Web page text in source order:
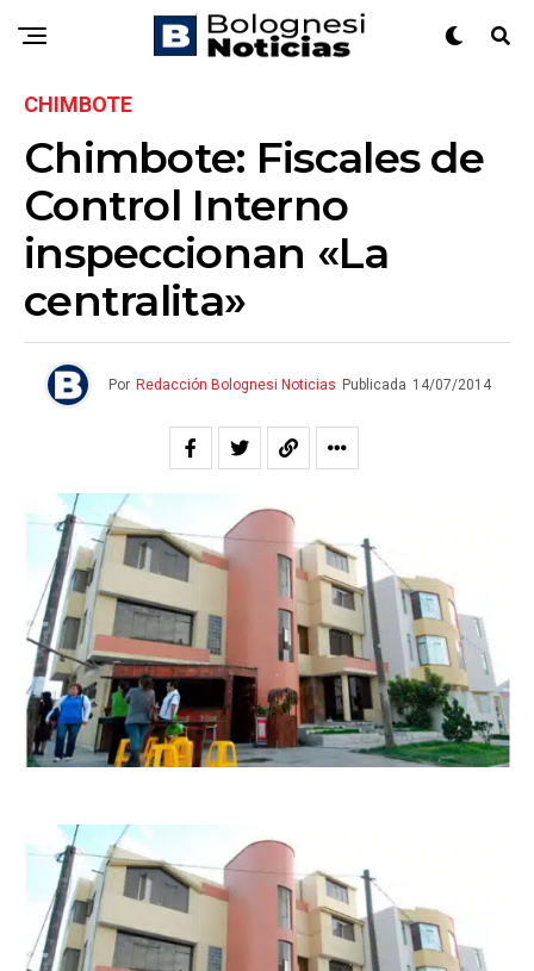
CHIMBOTE
Chimbote: Fiscales de
Control Interno
inspeccionan «La
centralita»
Por Redacción Bolognesi Noticias Publicada 14/07/2014